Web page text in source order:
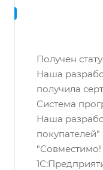
Получен
Наша
получила
Система
Наша